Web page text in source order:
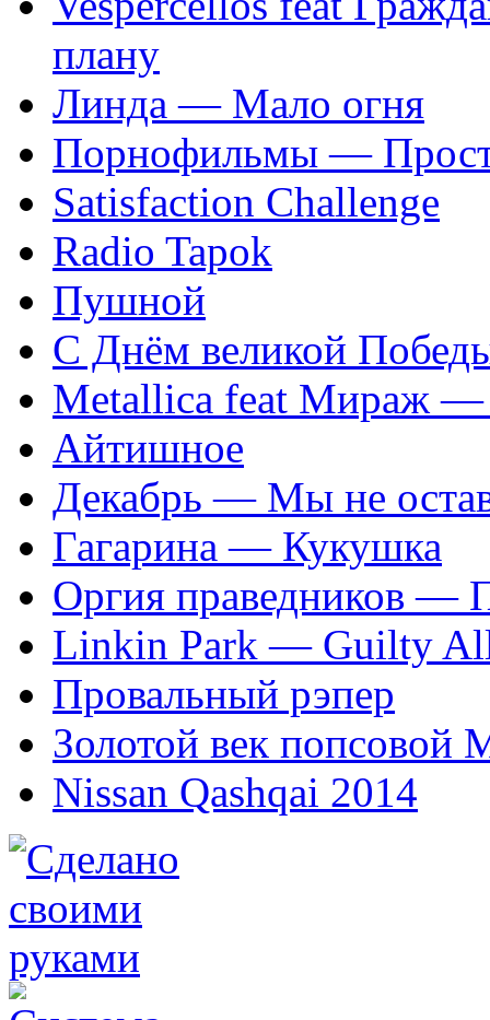
плану
Линда — Мало огня
Порнофильмы —
Satisfaction Сhallenge
Radio Tapok
Пушной
С Днём великой
Metallica feat Мираж —
Айтишное
Декабрь — Мы не
Гагарина — Кукушка
Оргия праведников —
Linkin Park — Guilty All
Провальный рэпер
Золотой век попсовой
Nissan Qashqai 2014